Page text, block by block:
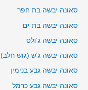
סאונה יבשה בת חפר
סאונה יבשה בת ים
סאונה יבשה ג'ולס
סאונה יבשה ג'ש (גוש חלב)
סאונה יבשה גבע בנימין
סאונה יבשה גבע כרמל